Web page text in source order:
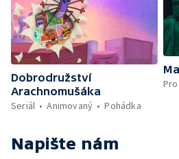
Dobrodružství
Arachnomušáka
Seriál
Animovaný Pohádka
Napište nám